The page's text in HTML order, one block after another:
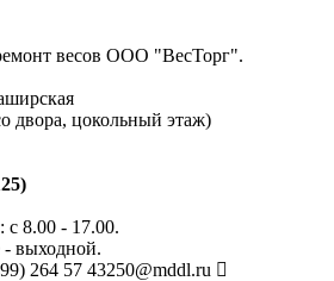
весов ООО "ВесТорг".
двора, цокольный этаж)
8.00 - 17.00.
- выходной.
264 57 43250@mddl.ru